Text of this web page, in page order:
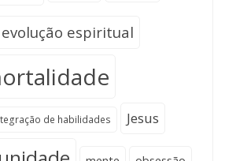
evolução espiritual
de habilidades Jesus